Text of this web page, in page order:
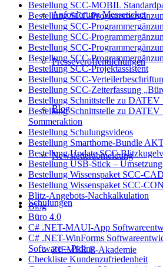
Anforderung Messeticket
Presseveröffentlichungen
Blog
Newsletterabmeldung
Schulungen
ZIEMER E-Akademie
Bestellung SCC-MOBIL
Bestellung SCC-
Bestellung SCC-
Bestellung SCC-
Bestellung SCC-
Bestellung SCC-
Bestellung SCC-Projektassistent
Bestellung SCC-
Bestellung SCC-Zeiterfassung
Bestellung Schnittstelle zu DATEV
Bestellung Schnittstelle zu DATEV
Sommeraktion
Bestellung Schulungsvideos
Bestellung Smarthome-Bundle
Bestellung Update SCC-
Bestellung USB-Stick –
Bestellung Wissenspaket SCC-
Bestellung Wissenspaket SCC-
Blitz-Angebots-Nachkalkulation
Blog
Büro 4.0
C# .NET-MAUI-App
C# .NET-WinForms
Software – Piding
Checkliste Kundenzufriedenheit